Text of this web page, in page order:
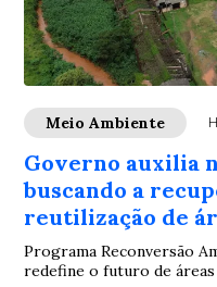
Meio Ambiente
Governo auxilia
buscando a
reutilização de
Programa Reconversão
redefine o futuro de áreas